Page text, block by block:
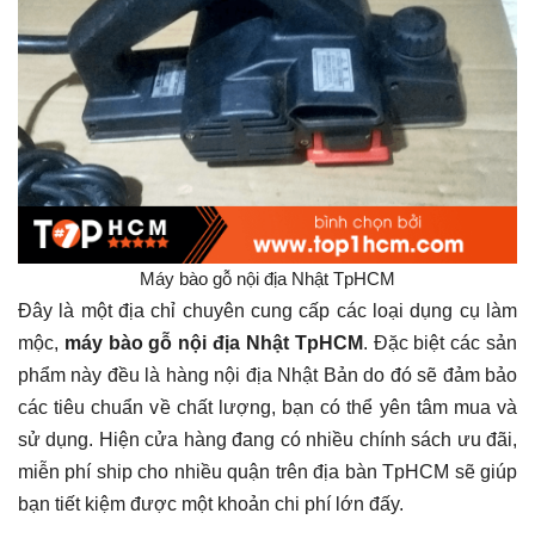
Máy bào gỗ nội địa Nhật TpHCM
Đây là một địa chỉ chuyên cung cấp các loại dụng cụ làm
mộc, máy bào gỗ nội địa Nhật TpHCM. Đặc biệt các sản
phẩm này đều là hàng nội địa Nhật Bản do đó sẽ đảm bảo
các tiêu chuẩn về chất lượng, bạn có thể yên tâm mua và
sử dụng. Hiện cửa hàng đang có nhiều chính sách ưu đãi,
miễn phí ship cho nhiều quận trên địa bàn TpHCM sẽ giúp
bạn tiết kiệm được một khoản chi phí lớn đấy.